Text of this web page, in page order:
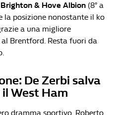
Brighton & Hove Albion (8° a
la posizione nonostante il ko
a una migliore
Brentford. Resta fuori da
De Zerbi salva
West Ham
dramma sportivo. Roberto